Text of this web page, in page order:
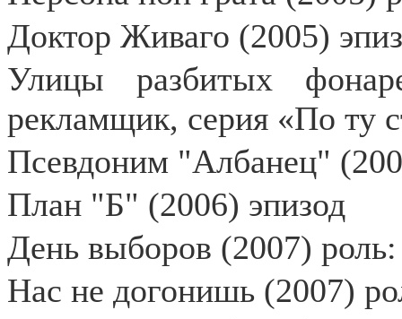
Доктор Живаго (2005)
Улицы разбитых
рекламщик, серия «По ту
Псевдоним "Албанец"
План "Б" (2006) эпизод
День выборов (2007) роль:
Нас не догонишь (2007)